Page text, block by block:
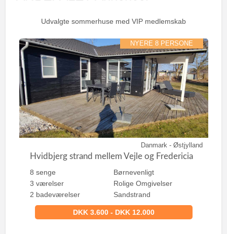
Udvalgte sommerhuse med VIP medlemskab
NYERE 8 PERSONE
Danmark - Østjylland
Hvidbjerg strand mellem Vejle og Fredericia
8 senge
3 værelser
2 badeværelser
Børnevenligt
Rolige Omgivelser
Sandstrand
DKK 3.600 - DKK 12.000